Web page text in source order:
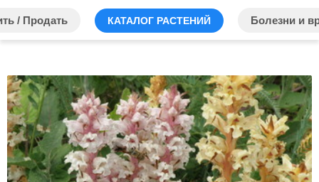
/ Продать КАТАЛОГ РАСТЕНИЙ Болезни и